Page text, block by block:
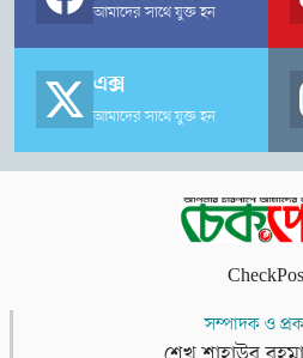
আমাদের সাথে যুক্ত হন
এক্স
আমাদের সাথে যুক্ত হন
সম্পাদক ও